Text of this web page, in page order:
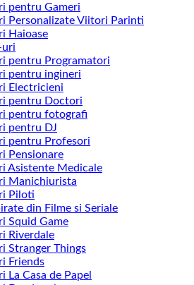
pentru Gameri
Personalizate Viitori Parinti
Haioase
uri
pentru Programatori
pentru ingineri
Electricieni
pentru Doctori
pentru fotografi
pentru DJ
pentru Profesori
Pensionare
Asistente Medicale
Manichiurista
Piloti
din Filme si Seriale
Squid Game
Riverdale
Stranger Things
Friends
La Casa de Papel